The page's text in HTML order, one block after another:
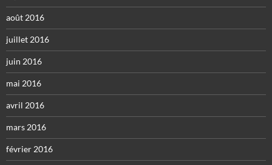
août 2016
juillet 2016
juin 2016
mai 2016
avril 2016
mars 2016
février 2016